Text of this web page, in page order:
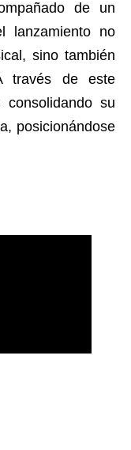
de un
lanzamiento no
sino también
través de este
su
posicionándose